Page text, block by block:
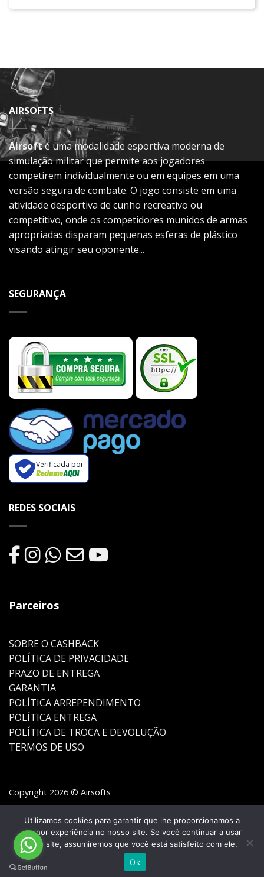
AIRSOFTS
Airsofté uma modalidade esportiva moderna de
simulação militar que permite aos jogadores
competirem individualmente ou em equipes em uma
versão segura de combate. O jogo consiste em uma
atividade desportiva de cunho recreativo ou
competitivo, onde os competidores munidos de armas
apropriadas disparam pequenas esferas de plástico
visando atingir seu oponente...
SEGURANÇA
Verificada por
REDES SOCIAIS
Parceiros
SOBRE O CASHBACK
POLÍTICA DE PRIVACIDADE
PRAZO DE ENTREGA
GARANTIA
POLÍTICA ARREPENDIMENTO
POLÍTICA ENTREGA
POLÍTICA DE TROCA E DEVOLUÇÃO
TERMOS DE USO
Copyright 2026 © Airsofts
Utilizamos cookies para garantir que lhe proporcionamos a
melhor experiência no nosso site. Se você continuar a usar
este site, assumiremos que você está satisfeito com ele.
Ok